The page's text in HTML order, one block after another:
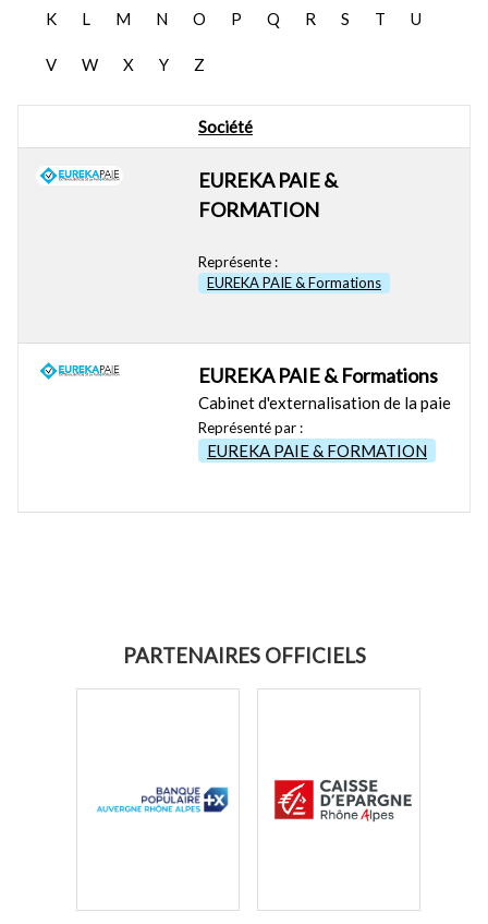
K L M N O P Q R S T U
V W X Y Z
Société
EUREKA PAIE &
FORMATION
Représente :
EUREKA PAIE & Formations
EUREKA PAIE & Formations
Cabinet d'externalisation de la paie
Représenté par :
EUREKA PAIE & FORMATION
PARTENAIRES OFFICIELS